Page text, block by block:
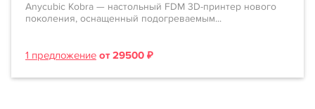
Anycubic Kobra — настольный FDM 3D-принтер нового
поколения, оснащенный подогреваемым...
1 предложение от 29500 ₽